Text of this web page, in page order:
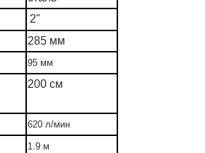
2"
285 мм
95 мм
200 см
620 л/мин
1.9 м